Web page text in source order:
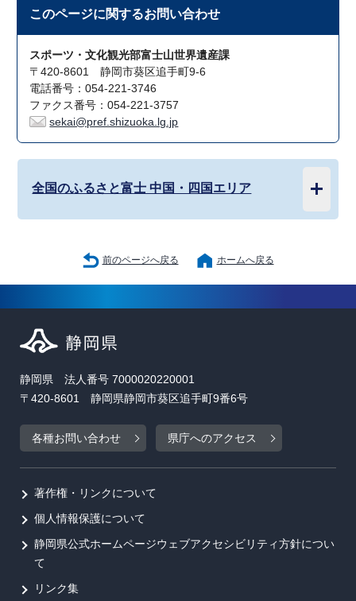
このページに関するお問い合わせ
スポーツ・文化観光部富士山世界遺産課
〒420-8601 静岡市葵区追手町9-6
電話番号：054-221-3746
ファクス番号：054-221-3757
sekai@pref.shizuoka.lg.jp
全国のふるさと富士 中国・四国エリア
前のページへ戻る ホームへ戻る
静岡県 法人番号 7000020220001
〒420-8601 静岡県静岡市葵区追手町9番6号
各種お問い合わせ 県庁へのアクセス
著作権・リンクについて
個人情報保護について
静岡県公式ホームページウェブアクセシビリティ方針につい
て
リンク集